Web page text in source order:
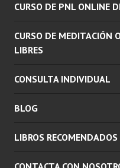
CURSO DE PNL ONLINE
CURSO DE MEDITACIÓN
LIBRES
CONSULTA INDIVIDUAL
BLOG
LIBROS RECOMENDADOS